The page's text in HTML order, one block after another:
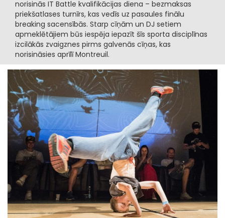
norisinās IT Battle kvalifikācijas diena – bezmaksas
priekšatlases turnīrs, kas vedīs uz pasaules finālu
breaking sacensībās. Starp cīņām un DJ setiem
apmeklētājiem būs iespēja iepazīt šīs sporta disciplīnas
izcilākās zvaigznes pirms galvenās cīņas, kas
norisināsies aprīlī Montreuil.